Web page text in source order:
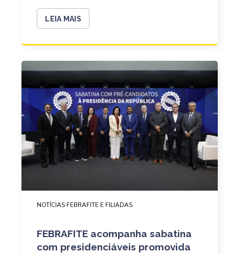
LEIA MAIS
NOTÍCIAS FEBRAFITE E FILIADAS
FEBRAFITE acompanha sabatina
com presidenciáveis promovida